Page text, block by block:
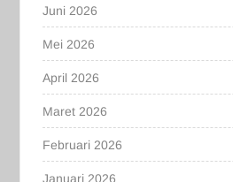
Juni 2026
Mei 2026
April 2026
Maret 2026
Februari 2026
Januari 2026